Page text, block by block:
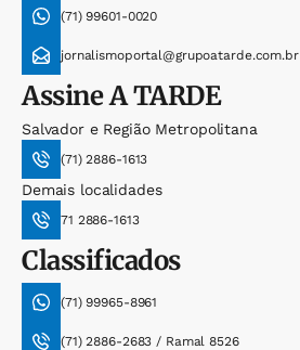
(71) 99601-0020
jornalismoportal@grupoatarde.com.br
AssineA TARDE
Salvador e Região Metropolitana
(71) 2886-1613
Demais localidades
71 2886-1613
Classificados
(71) 99965-8961
(71) 2886-2683 / Ramal 8526